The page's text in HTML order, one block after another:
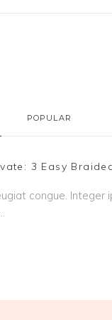
POPULAR
3 Easy
congue. Integer